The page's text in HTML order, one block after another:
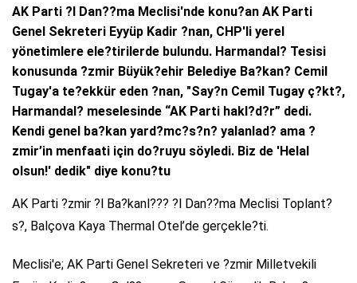
AK Parti ?l Dan??ma Meclisi'nde konu?an AK Parti
Genel Sekreteri Eyyüp Kadir ?nan, CHP'li yerel
yönetimlere ele?tirilerde bulundu. Harmandal? Tesisi
konusunda ?zmir Büyük?ehir Belediye Ba?kan? Cemil
Tugay'a te?ekkür eden ?nan, "Say?n Cemil Tugay ç?kt?,
Harmandal? meselesinde “AK Parti hakl?d?r” dedi.
Kendi genel ba?kan yard?mc?s?n? yalanlad? ama ?
zmir’in menfaati için do?ruyu söyledi. Biz de 'Helal
olsun!' dedik" diye konu?tu
AK Parti ?zmir ?l Ba?kanl??? ?l Dan??ma Meclisi Toplant?
s?, Balçova Kaya Thermal Otel’de gerçekle?ti.
Meclisi'e; AK Parti Genel Sekreteri ve ?zmir Milletvekili